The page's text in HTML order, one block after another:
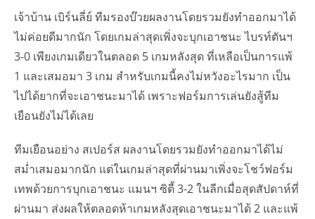
เจ้าบ้าน เบิร์นลี่ย์ ทีมรองบ๊วยผลงานโดยรวมยังทำออกมาได้
ไม่ค่อยดีมากนัก โดยเกมล่าสุดเพิ่งจะบุกเอาชนะ ไบรท์ตันฯ
3-0 เพียงเกมเดียวในตลอด 5 เกมหลังสุด ที่เหลือเป็นการแพ้
1 และเสมอมา 3 เกม สำหรับเกมนี้คงไม่หวังอะไรมาก เป็น
ไปได้ยากที่จะเอาชนะมาได้ เพราะฟอร์มการเล่นยังสู้ทีม
เยือนยังไม่ได้เลย
ทีมเยือนอย่าง สเปอร์ส ผลงานโดยรวมยังทำออกมาได้ไม่
สม่ำเสมอมากนัก แต่ในเกมล่าสุดที่ผ่านมาเพิ่งจะโชว์ฟอร์ม
เทพด้วยการบุกเอาชนะ แมนฯ ซิตี้ 3-2 ในลีกเมื่อสุดสัปดาห์ที่
ผ่านมา ส่งผลให้ตลอดห้าเกมหลังสุดเอาชนะมาได้ 2 และแพ้